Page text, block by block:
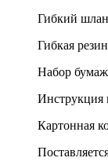
Гибкий
Гибкая
Набор
Инструкция
Картонная